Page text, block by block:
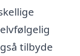
tilbyde